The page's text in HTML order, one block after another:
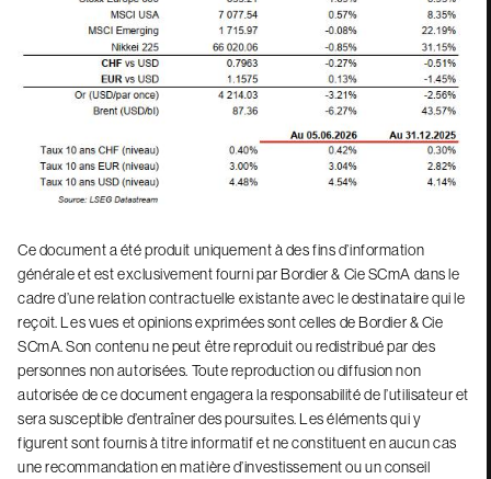
Ce document a été produit uniquement à des fins d’information
générale et est exclusivement fourni par Bordier & Cie SCmA dans le
cadre d’une relation contractuelle existante avec le destinataire qui le
reçoit. Les vues et opinions exprimées sont celles de Bordier & Cie
SCmA. Son contenu ne peut être reproduit ou redistribué par des
personnes non autorisées. Toute reproduction ou diffusion non
autorisée de ce document engagera la responsabilité de l’utilisateur et
sera susceptible d’entraîner des poursuites. Les éléments qui y
figurent sont fournis à titre informatif et ne constituent en aucun cas
une recommandation en matière d’investissement ou un conseil